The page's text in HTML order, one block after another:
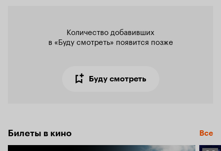
Количество добавивших
в «Буду смотреть» появится позже
Буду смотреть
Билеты в кино Все